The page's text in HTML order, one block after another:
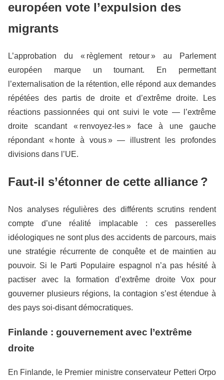
européen vote l’expulsion des
migrants
L’approbation du « règlement retour » au Parlement
européen marque un tournant. En permettant
l’externalisation de la rétention, elle répond aux demandes
répétées des partis de droite et d’extrême droite. Les
réactions passionnées qui ont suivi le vote — l’extrême
droite scandant « renvoyez-les » face à une gauche
répondant « honte à vous » — illustrent les profondes
divisions dans l’UE.
Faut-il s’étonner de cette alliance ?
Nos analyses régulières des différents scrutins rendent
compte d’une réalité implacable : ces passerelles
idéologiques ne sont plus des accidents de parcours, mais
une stratégie récurrente de conquête et de maintien au
pouvoir. Si le Parti Populaire espagnol n’a pas hésité à
pactiser avec la formation d’extrême droite Vox pour
gouverner plusieurs régions, la contagion s’est étendue à
des pays soi-disant démocratiques.
Finlande : gouvernement avec l’extrême
droite
En Finlande, le Premier ministre conservateur Petteri Orpo